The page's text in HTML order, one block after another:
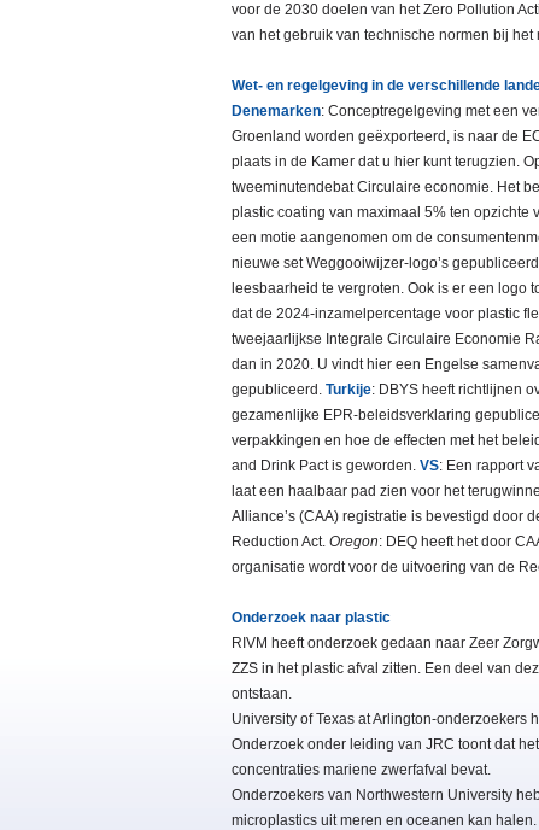
voor de 2030 doelen van het Zero Pollution
van het gebruik van technische normen bij
Wet- en regelgeving in de verschillende
Denemarken: Conceptregelgeving met een
Groenland worden geëxporteerd, is naar de
plaats in de Kamer dat u hier kunt terugzien.
tweeminutendebat Circulaire economie. Het
plastic coating van maximaal 5% ten opzichte
een motie aangenomen om de
nieuwe set Weggooiwijzer-logo’s
leesbaarheid te vergroten. Ook is er een logo
dat de 2024-inzamelpercentage voor plastic
tweejaarlijkse Integrale Circulaire Economie
dan in 2020. U vindt hier een Engelse
gepubliceerd. Turkije: DBYS heeft richtlijnen
gezamenlijke EPR-beleidsverklaring
verpakkingen en hoe de effecten met het
and Drink Pact is geworden. VS: Een rapport
laat een haalbaar pad zien voor het
Alliance’s (CAA) registratie is bevestigd door
Reduction Act. Oregon: DEQ heeft het door
organisatie wordt voor de uitvoering van de
Onderzoek naar plastic
RIVM heeft onderzoek gedaan naar Zeer
ZZS in het plastic afval zitten. Een deel van
ontstaan.
University of Texas at Arlington-
Onderzoek onder leiding van JRC toont dat
concentraties mariene zwerfafval bevat.
Onderzoekers van Northwestern University
microplastics uit meren en oceanen kan halen.